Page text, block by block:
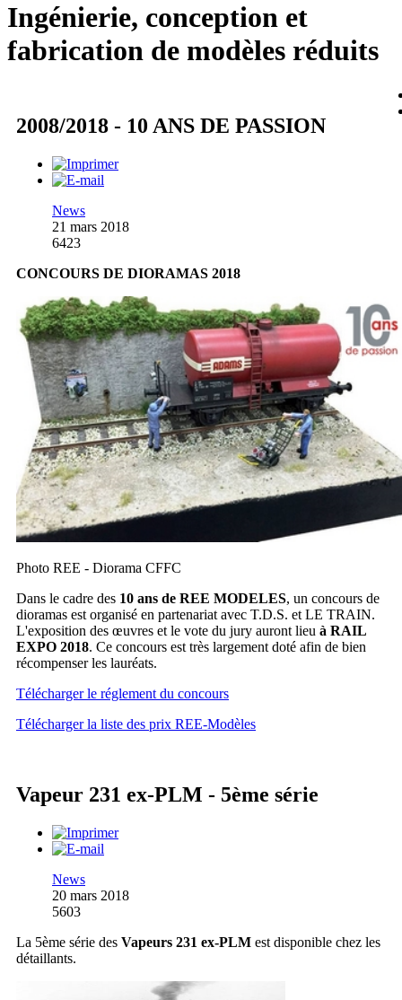
Ingénierie, conception et
fabrication de modèles réduits
2008/2018 - 10 ANS DE PASSION
News
21 mars 2018
6423
CONCOURS DE DIORAMAS 2018
Photo REE - Diorama CFFC
Dans le cadre des 10 ans de REE MODELES, un concours de
dioramas est organisé en partenariat avec T.D.S. et LE TRAIN.
L'exposition des œuvres et le vote du jury auront lieu à RAIL
EXPO 2018. Ce concours est très largement doté afin de bien
récompenser les lauréats.
Télécharger le réglement du concours
Télécharger la liste des prix REE-Modèles
Vapeur 231 ex-PLM - 5ème série
News
20 mars 2018
5603
La 5ème série des Vapeurs 231 ex-PLM est disponible chez les
détaillants.